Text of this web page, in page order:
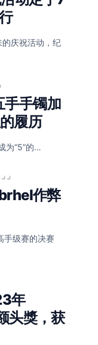
庆祝活动，纪
手镯加
履历
为“5”的…
作弊
手级赛的决赛
年
头獎，获